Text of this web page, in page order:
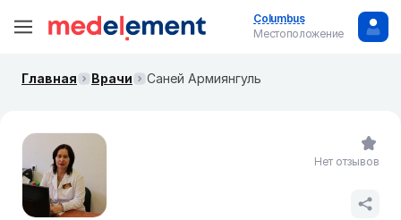
Columbus
Местоположение
Главная Врачи Саней Армиянгуль
Нет отзывов